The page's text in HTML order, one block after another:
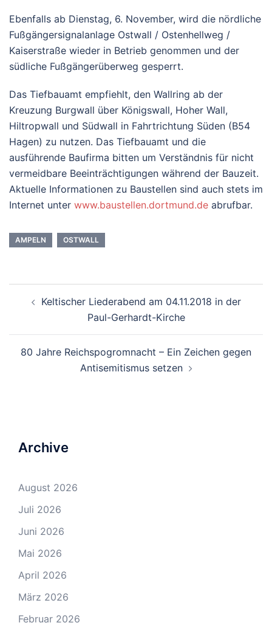
Ebenfalls ab Dienstag, 6. November, wird die nördliche
Fußgängersignalanlage Ostwall / Ostenhellweg /
Kaiserstraße wieder in Betrieb genommen und der
südliche Fußgängerüberweg gesperrt.
Das Tiefbauamt empfiehlt, den Wallring ab der
Kreuzung Burgwall über Königswall, Hoher Wall,
Hiltropwall und Südwall in Fahrtrichtung Süden (B54
Hagen) zu nutzen. Das Tiefbauamt und die
ausführende Baufirma bitten um Verständnis für nicht
vermeidbare Beeinträchtigungen während der Bauzeit.
Aktuelle Informationen zu Baustellen sind auch stets im
Internet unter www.baustellen.dortmund.de abrufbar.
AMPELN OSTWALL
Navigation
Keltischer Liederabend am 04.11.2018 in der
Paul-Gerhardt-Kirche
80 Jahre Reichspogromnacht – Ein Zeichen gegen
Antisemitismus setzen
Archive
August 2026
Juli 2026
Juni 2026
Mai 2026
April 2026
März 2026
Februar 2026